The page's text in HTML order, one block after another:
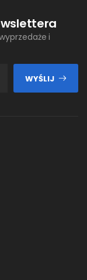
i
WYŚLIJ